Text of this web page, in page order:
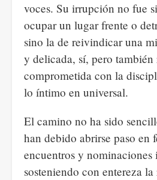
voces. Su irrupción no fue
ocupar un lugar frente o
sino la de reivindicar una
y delicada, sí, pero también
comprometida con la
lo íntimo en universal.
El camino no ha sido
han debido abrirse paso en
encuentros y nominaciones
sosteniendo con entereza